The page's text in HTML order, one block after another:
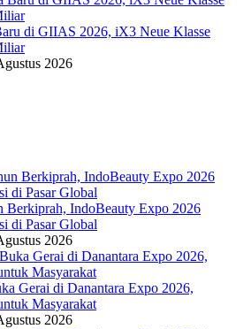
di GIIAS 2026, iX3 Neue Klasse
2026
Berkiprah, IndoBeauty Expo 2026
di Pasar Global
2026
Gerai di Danantara Expo 2026,
Masyarakat
2026